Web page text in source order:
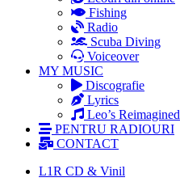
Fishing
Radio
Scuba Diving
Voiceover
MY MUSIC
Discografie
Lyrics
Leo’s Reimagined
PENTRU RADIOURI
CONTACT
L1R CD & Vinil